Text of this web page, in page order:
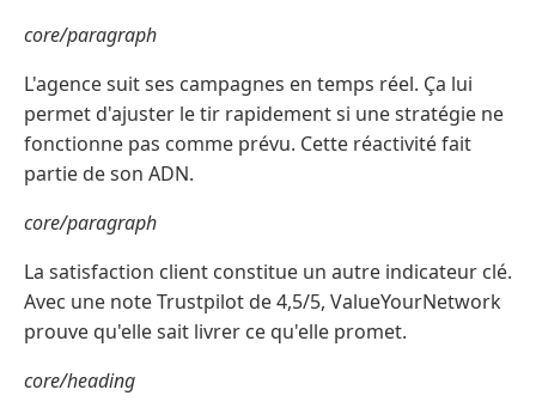
core/paragraph
L'agence suit ses campagnes en temps réel. Ça lui
permet d'ajuster le tir rapidement si une stratégie ne
fonctionne pas comme prévu. Cette réactivité fait
partie de son ADN.
core/paragraph
La satisfaction client constitue un autre indicateur clé.
Avec une note Trustpilot de 4,5/5, ValueYourNetwork
prouve qu'elle sait livrer ce qu'elle promet.
core/heading